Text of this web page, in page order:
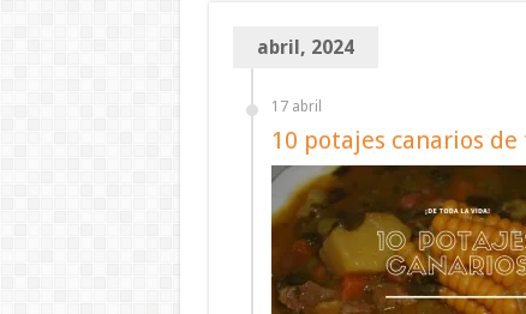
abril, 2024
17 abril
10 potajes canarios